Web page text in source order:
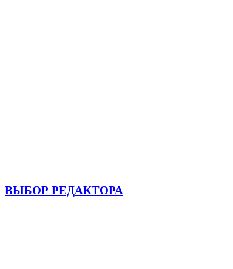
ВЫБОР РЕДАКТОРА